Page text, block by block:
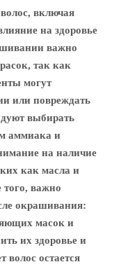
включая
на здоровье
важно
так как
могут
или повреждать
выбирать
аммиака и
на наличие
как масла и
того, важно
окрашивания:
масок и
их здоровье и
волос остается